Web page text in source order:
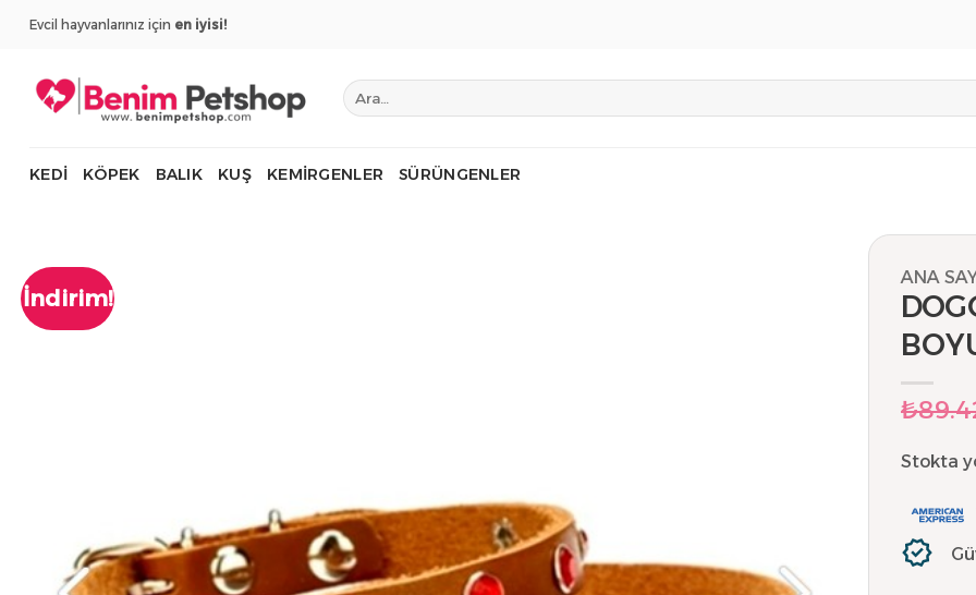
Evcil hayvanlarınız için en iyisi!
Ara:
KEDI KÖPEK BALIK KUŞ KEMIRGENLER SÜRÜNGENLER
İndirim!
ANA
₺
Stokta